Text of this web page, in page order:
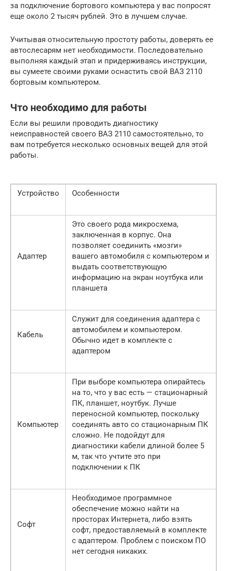
за подключение бортового компьютера у вас попросят
еще около 2 тысяч рублей. Это в лучшем случае.
Учитывая относительную простоту работы, доверять ее
автослесарям нет необходимости. Последовательно
выполняя каждый этап и придерживаясь инструкции,
вы сумеете своими руками оснастить свой ВАЗ 2110
бортовым компьютером.
Что необходимо для работы
Если вы решили проводить диагностику
неисправностей своего ВАЗ 2110 самостоятельно, то
вам потребуется несколько основных вещей для этой
работы.
Устройство Особенности
Адаптер
Это своего рода микросхема,
заключенная в корпус. Она
позволяет соединить «мозги»
вашего автомобиля с компьютером и
выдать соответствующую
информацию на экран ноутбука или
планшета
Кабель
Служит для соединения адаптера с
автомобилем и компьютером.
Обычно идет в комплекте с
адаптером
Компьютер
При выборе компьютера опирайтесь
на то, что у вас есть — стационарный
ПК, планшет, ноутбук. Лучше
переносной компьютер, поскольку
соединять авто со стационарным ПК
сложно. Не подойдут для
диагностики кабели длиной более 5
м, так что учтите это при
подключении к ПК
Софт
Необходимое программное
обеспечение можно найти на
просторах Интернета, либо взять
софт, предоставляемый в комплекте
с адаптером. Проблем с поиском ПО
нет сегодня никаких.